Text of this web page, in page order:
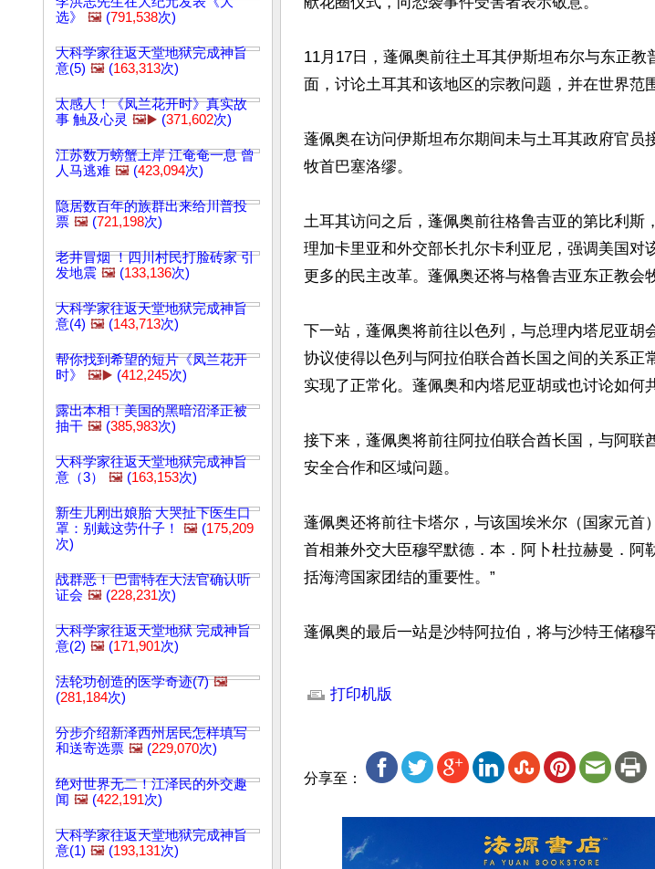
选》
🖼️ (791,538次)
大科学家往返天堂地狱完成神旨
意(5) 🖼️ (163,313次)
太感人！《凤兰花开时》真实故
事 触及心灵 🖼️▶️ (371,602次)
江苏数万螃蟹上岸 江奄奄一息 曾
人马逃难 🖼️ (423,094次)
隐居数百年的族群出来给川普投
票 🖼️ (721,198次)
老井冒烟 ！四川村民打脸砖家 引
发地震 🖼️ (133,136次)
大科学家往返天堂地狱完成神旨
意(4) 🖼️ (143,713次)
帮你找到希望的短片《凤兰花开
时》
🖼️▶️ (412,245次)
露出本相！美国的黑暗沼泽正被
抽干 🖼️ (385,983次)
大科学家往返天堂地狱完成神旨
意（3）
🖼️ (163,153次)
新生儿刚出娘胎 大哭扯下医生口
罩：别戴这劳什子！
🖼️ (175,209
次)
战群恶！ 巴雷特在大法官确认听
证会 🖼️ (228,231次)
大科学家往返天堂地狱 完成神旨
意(2) 🖼️ (171,901次)
法轮功创造的医学奇迹(7) 🖼️
(281,184次)
分步介绍新泽西州居民怎样填写
和送寄选票 🖼️ (229,070次)
绝对世界无二！江泽民的外交趣
闻 🖼️ (422,191次)
大科学家往返天堂地狱完成神旨
意(1) 🖼️ (193,131次)
11月17日，蓬佩奥前往土耳其伊斯坦布尔与东正
面，讨论土耳其和该地区的宗教问题，并在世界范
蓬佩奥在访问伊斯坦布尔期间未与土耳其政府官员
牧首巴塞洛缪。
土耳其访问之后，蓬佩奥前往格鲁吉亚的第比利斯
理加卡里亚和外交部长扎尔卡利亚尼，强调美国对
更多的民主改革。蓬佩奥还将与格鲁吉亚东正教会
下一站，蓬佩奥将前往以色列，与总理内塔尼亚胡
协议使得以色列与阿拉伯联合酋长国之间的关系正
实现了正常化。蓬佩奥和内塔尼亚胡或也讨论如何
接下来，蓬佩奥将前往阿拉伯联合酋长国，与阿联
安全合作和区域问题。
蓬佩奥还将前往卡塔尔，与该国埃米尔（国家元首
首相兼外交大臣穆罕默德．本．阿卜杜拉赫曼．阿
括海湾国家团结的重要性。”
蓬佩奥的最后一站是沙特阿拉伯，将与沙特王储
打印机版
分享至：